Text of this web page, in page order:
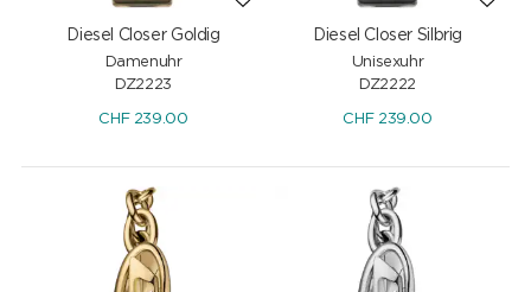
Diesel Closer Goldig
Damenuhr
DZ2223
CHF239.00
Diesel Closer Silbrig
Unisexuhr
DZ2222
CHF239.00